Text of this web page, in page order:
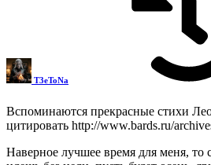
T3eToNa
Вспоминаются прекрасные стихи
цитировать http://www.bards.ru/
Наверное лучшее время для меня,